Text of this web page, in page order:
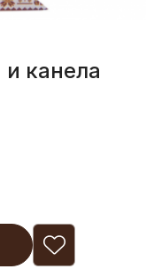
канела